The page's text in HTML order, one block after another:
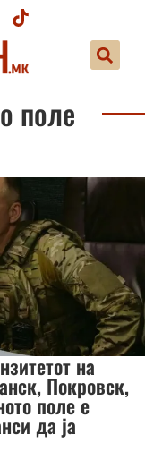
поле
на
Покровск,
поле е
да ја